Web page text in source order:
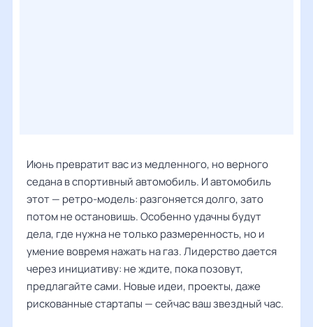
Июнь превратит вас из медленного, но верного
седана в спортивный автомобиль. И автомобиль
этот — ретро-модель: разгоняется долго, зато
потом не остановишь. Особенно удачны будут
дела, где нужна не только размеренность, но и
умение вовремя нажать на газ. Лидерство дается
через инициативу: не ждите, пока позовут,
предлагайте сами. Новые идеи, проекты, даже
рискованные стартапы — сейчас ваш звездный час.